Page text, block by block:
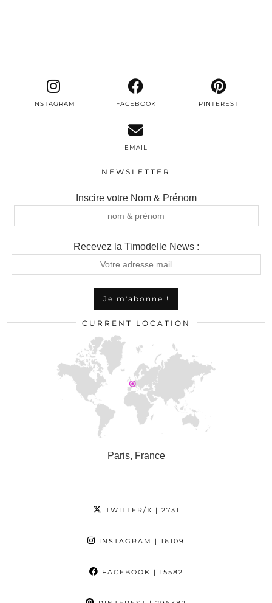
INSTAGRAM FACEBOOK PINTEREST
EMAIL
NEWSLETTER
Inscire votre Nom & Prénom
Recevez la Timodelle News :
CURRENT LOCATION
Paris, France
TWITTER/X | 2731
INSTAGRAM | 16109
FACEBOOK | 15582